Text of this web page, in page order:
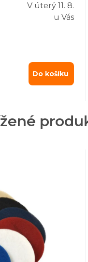
V úterý 11. 8.
u Vás
Do košíku